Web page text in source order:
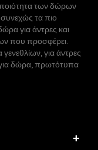
των δώρων
τα πιο
για άντρες και
που προσφέρει.
για άντρες
για δώρα, πρωτότυπα
+